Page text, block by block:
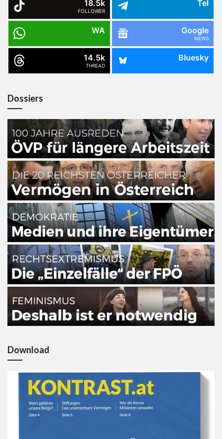
18.5k
FOLLOWER
Tel
WA Google
NEWS
14.5k
THREAD
Bluesky
Dossiers
Download